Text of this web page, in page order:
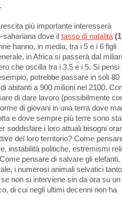
più importante interesserà
sahariana dove il tasso di natalità
hanno, in media, tra i 5 e i 6 figli
in Africa si passerà dal
che oscilla tra i 3,5 e i 5. Si pensi
potrebbe passare in soli 80
abitanti a 900 milioni nel 2100.
di dare lavoro (possibilmente
di giovani in una terra dove
e dove sempre più terre sono
soddisfare i loro attuali bisogni
del loro territorio? Come
instabilità politiche, estremismi
pensare di salvare gli elefanti,
i numerosi animali selvatici
non si interviene sin da ora su un
di cui negli ultimi decenni non ha